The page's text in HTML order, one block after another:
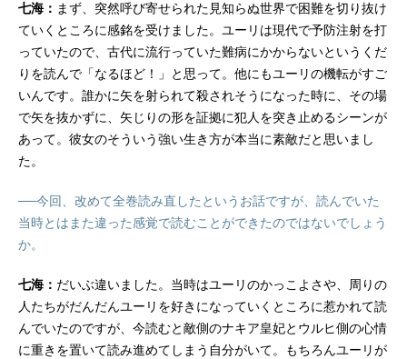
七海： まず、突然呼び寄せられた見知らぬ世界で困難を切り抜け
ていくところに感銘を受けました。ユーリは現代で予防注射を打
っていたので、古代に流行っていた難病にかからないというくだ
りを読んで「なるほど！」と思って。他にもユーリの機転がすご
いんです。誰かに矢を射られて殺されそうになった時に、その場
で矢を抜かずに、矢じりの形を証拠に犯人を突き止めるシーンが
あって。彼女のそういう強い生き方が本当に素敵だと思いまし
た。
──今回、改めて全巻読み直したというお話ですが、読んでいた
当時とはまた違った感覚で読むことができたのではないでしょう
か。
七海： だいぶ違いました。当時はユーリのかっこよさや、周りの
人たちがだんだんユーリを好きになっていくところに惹かれて読
んでいたのですが、今読むと敵側のナキア皇妃とウルヒ側の心情
に重きを置いて読み進めてしまう自分がいて。もちろんユーリが